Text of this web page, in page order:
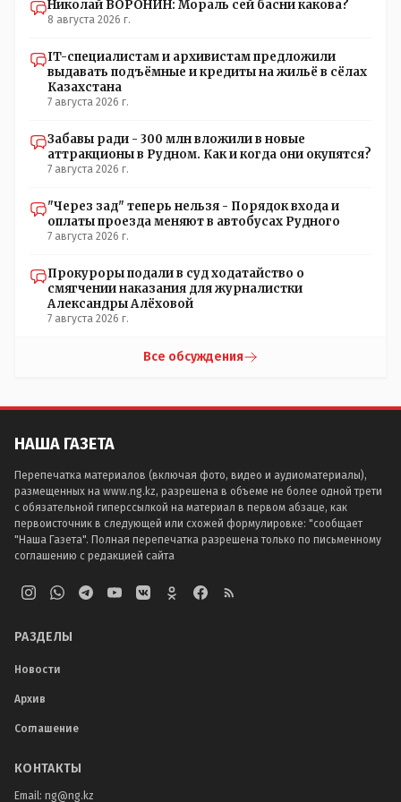
Николай ВОРОНИН: Мораль сей басни какова?
8 августа 2026 г.
IT-специалистам и архивистам предложили
выдавать подъёмные и кредиты на жильё в сёлах
Казахстана
7 августа 2026 г.
Забавы ради - 300 млн вложили в новые
аттракционы в Рудном. Как и когда они окупятся?
7 августа 2026 г.
"Через зад" теперь нельзя - Порядок входа и
оплаты проезда меняют в автобусах Рудного
7 августа 2026 г.
Прокуроры подали в суд ходатайство о
смягчении наказания для журналистки
Александры Алёховой
7 августа 2026 г.
Все обсуждения
НАША ГАЗЕТА
Перепечатка материалов (включая фото, видео и аудиоматериалы),
размещенных на www.ng.kz, разрешена в объеме не более одной трети
с обязательной гиперссылкой на материал в первом абзаце, как
первоисточник в следующей или схожей формулировке: "сообщает
"Наша Газета". Полная перепечатка разрешена только по письменному
соглашению с редакцией сайта
РАЗДЕЛЫ
Новости
Архив
Соглашение
КОНТАКТЫ
Email: ng@ng.kz